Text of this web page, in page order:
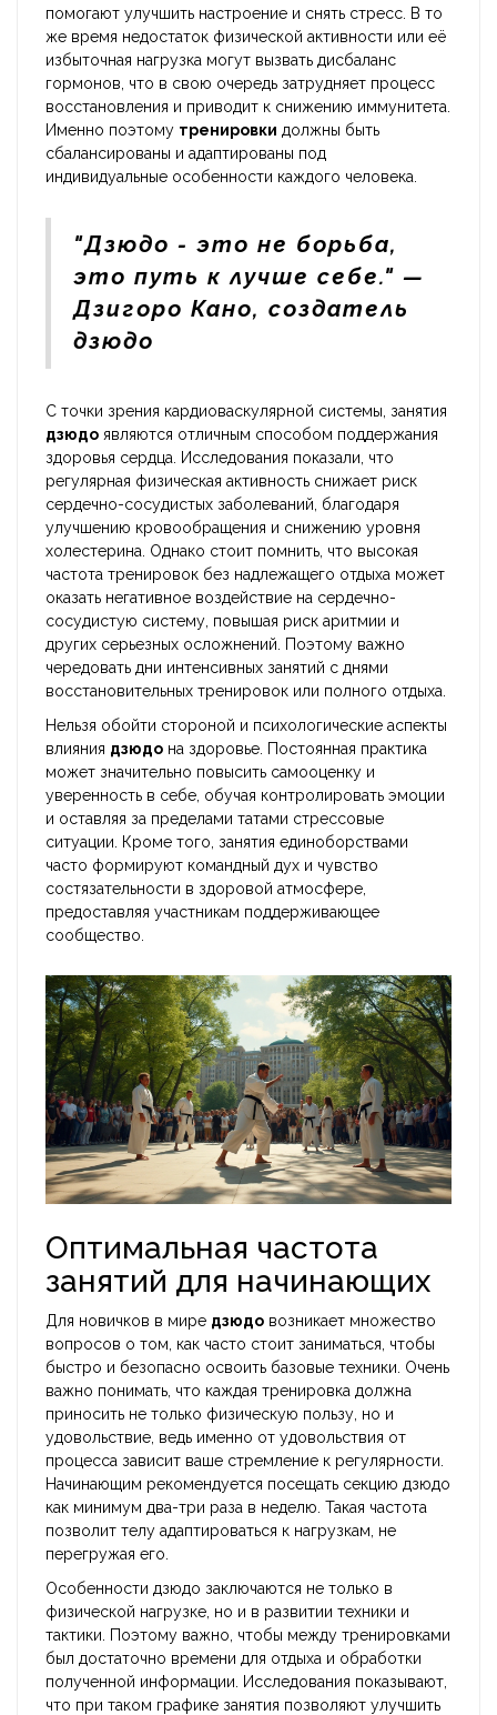
помогают улучшить настроение и снять стресс. В то
же время недостаток физической активности или её
избыточная нагрузка могут вызвать дисбаланс
гормонов, что в свою очередь затрудняет процесс
восстановления и приводит к снижению иммунитета.
Именно поэтому тренировки должны быть
сбалансированы и адаптированы под
индивидуальные особенности каждого человека.
"Дзюдо - это не борьба,
это путь к лучше себе." —
Дзигоро Кано, создатель
дзюдо
С точки зрения кардиоваскулярной системы, занятия
дзюдо являются отличным способом поддержания
здоровья сердца. Исследования показали, что
регулярная физическая активность снижает риск
сердечно-сосудистых заболеваний, благодаря
улучшению кровообращения и снижению уровня
холестерина. Однако стоит помнить, что высокая
частота тренировок без надлежащего отдыха может
оказать негативное воздействие на сердечно-
сосудистую систему, повышая риск аритмии и
других серьезных осложнений. Поэтому важно
чередовать дни интенсивных занятий с днями
восстановительных тренировок или полного отдыха.
Нельзя обойти стороной и психологические аспекты
влияния дзюдо на здоровье. Постоянная практика
может значительно повысить самооценку и
уверенность в себе, обучая контролировать эмоции
и оставляя за пределами татами стрессовые
ситуации. Кроме того, занятия единоборствами
часто формируют командный дух и чувство
состязательности в здоровой атмосфере,
предоставляя участникам поддерживающее
сообщество.
Оптимальная частота
занятий для начинающих
Для новичков в мире дзюдо возникает множество
вопросов о том, как часто стоит заниматься, чтобы
быстро и безопасно освоить базовые техники. Очень
важно понимать, что каждая тренировка должна
приносить не только физическую пользу, но и
удовольствие, ведь именно от удовольствия от
процесса зависит ваше стремление к регулярности.
Начинающим рекомендуется посещать секцию дзюдо
как минимум два-три раза в неделю. Такая частота
позволит телу адаптироваться к нагрузкам, не
перегружая его.
Особенности дзюдо заключаются не только в
физической нагрузке, но и в развитии техники и
тактики. Поэтому важно, чтобы между тренировками
был достаточно времени для отдыха и обработки
полученной информации. Исследования показывают,
что при таком графике занятия позволяют улучшить